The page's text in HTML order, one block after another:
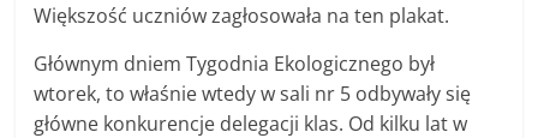
Większość uczniów zagłosowała na ten plakat.
Głównym dniem Tygodnia Ekologicznego był
wtorek, to właśnie wtedy w sali nr 5 odbywały się
główne konkurencje delegacji klas. Od kilku lat w